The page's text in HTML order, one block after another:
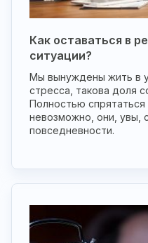
Как оставаться в
ситуации?
Мы вынуждены жить в
стресса, такова доля
Полностью спрятаться
невозможно, они, увы,
повседневности.